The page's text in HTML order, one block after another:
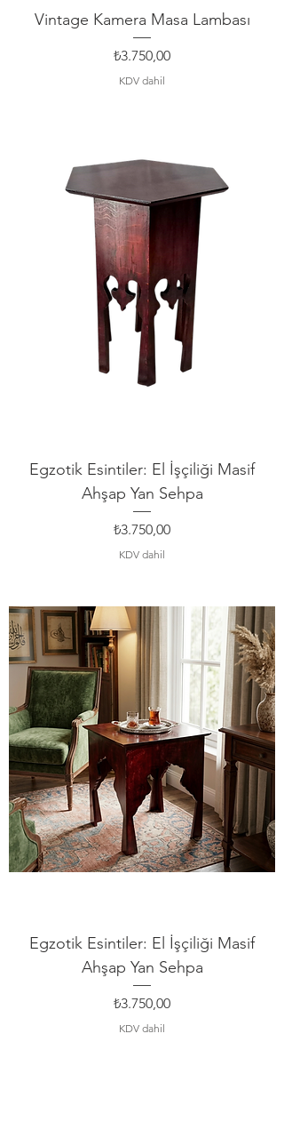
Vintage Kamera Masa Lambası
Fiyat
₺3.750,00
KDV dahil
Egzotik Esintiler: El İşçiliği Masif
Ahşap Yan Sehpa
Fiyat
₺3.750,00
KDV dahil
Egzotik Esintiler: El İşçiliği Masif
Ahşap Yan Sehpa
Fiyat
₺3.750,00
KDV dahil